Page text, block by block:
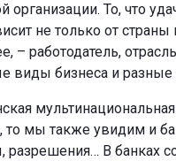
организации. То, что
не только от
– работодатель,
виды бизнеса и
то мы также увидим и
разрешения… В банках